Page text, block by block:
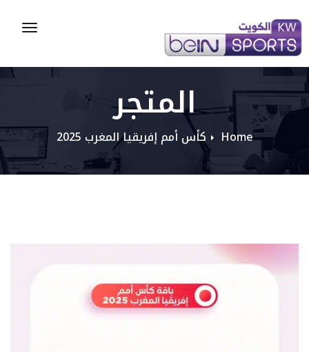
المتجر
Home كأس أمم إفريقيا المغرب 2025